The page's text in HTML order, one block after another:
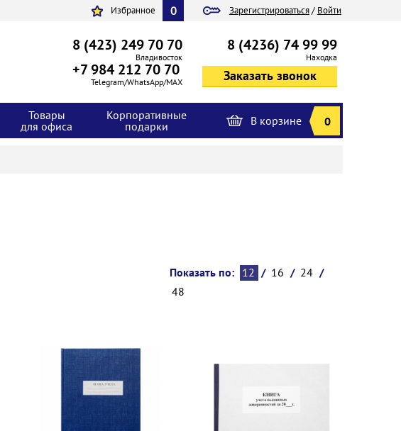
Зарегистрироваться/ Войти
Избранное 0
8 (423) 249 70 70
Владивосток
+7 984 212 70 70
Telegram/WhatsApp/MAX
8 (4236) 74 99 99
Находка
Товары
для офиса
Корпоративные
подарки
В корзине 0
Показать по: 12 / 16 / 24 /
48